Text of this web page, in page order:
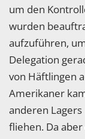
um den
wurden
aufzuführen,
Delegation
von Häftlingen
Amerikaner
anderen Lagers
fliehen. Da aber